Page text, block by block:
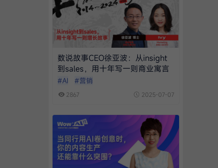
数说故事CEO徐亚波：从insight
到sales，用十年写一则商业寓言
#AI #营销
2867 2025-07-07